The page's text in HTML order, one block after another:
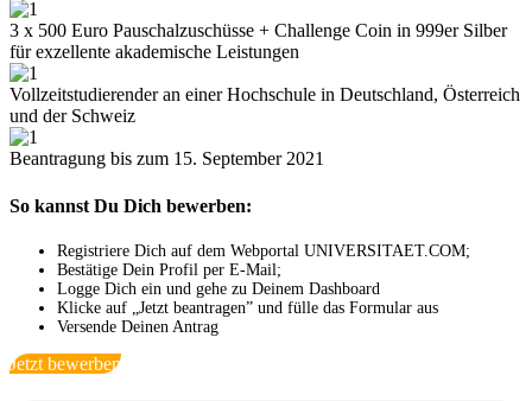
3 x 500 Euro Pauschalzuschüsse + Challenge Coin in 999er Silber
für exzellente akademische Leistungen
Vollzeitstudierender an einer Hochschule in Deutschland, Österreich
und der Schweiz
Beantragung bis zum 15. September 2021
So kannst Du Dich bewerben:
Registriere Dich auf dem Webportal UNIVERSITAET.COM;
Bestätige Dein Profil per E-Mail;
Logge Dich ein und gehe zu Deinem Dashboard
Klicke auf „Jetzt beantragen” und fülle das Formular aus
Versende Deinen Antrag
Jetzt bewerben